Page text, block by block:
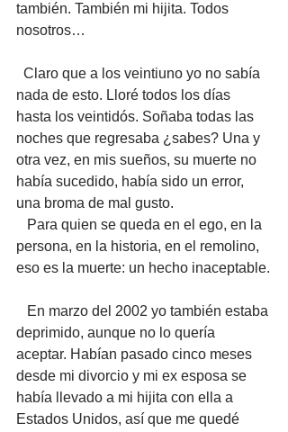
también. También mi hijita. Todos
nosotros…
nada de esto. Lloré todos los días
hasta los veintidós. Soñaba todas las
noches que regresaba ¿sabes? Una y
otra vez, en mis sueños, su muerte no
había sucedido, había sido un error,
una broma de mal gusto.
persona, en la historia, en el remolino,
eso es la muerte: un hecho inaceptable.
deprimido, aunque no lo quería
aceptar. Habían pasado cinco meses
desde mi divorcio y mi ex esposa se
había llevado a mi hijita con ella a
Estados Unidos, así que me quedé